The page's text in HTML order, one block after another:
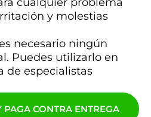
y molestias
necesario ningún
Puedes utilizarlo en
de especialistas
CONTRA ENTREGA